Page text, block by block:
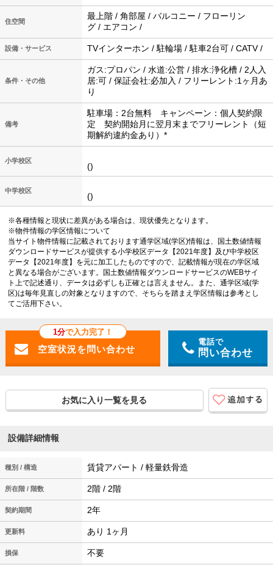
住空間
最上階 / 角部屋 / バルコニー / フローリン
グ / エアコン /
設備・サービス TVインターホン / 駐輪場 / 駐車2台可 / CATV /
条件・その他
ガス:プロパン / 水道:公営 / 排水:浄化槽 / 2人入
居:可 / 保証会社:必加入 / フリーレント:1ヶ月あ
り
備考
駐車場：2台無料 キャンペーン：個人契約限
定 契約開始月に翌月末までフリーレント（短
期解約違約金あり）*
小学校区
()
中学校区
()
※各種情報と現状に差異がある場合は、現状優先となります。
※物件情報の学区情報について
当サイト物件情報に記載されております通学区域(学区)情報は、国土数値情報
ダウンロードサービスが提供する小学校区データ【2021年度】及び中学校区
データ【2021年度】を元に加工したものですので、記載情報が現在の学区域
と異なる場合がございます。国土数値情報ダウンロードサービスのWEBサイ
ト上で記述通り、データは必ずしも正確とは言えません。また、通学区域(学
区)は毎年見直しの対象となりますので、そちらを踏まえ学区情報は参考とし
てご活用下さい。
1分で入力完了！
電話で
問い合わせ
お気に入り一覧を見る
設備詳細情報
種別 / 構造 賃貸アパート / 軽量鉄骨造
所在階 / 階数 2階 / 2階
契約期間 2年
更新料 あり 1ヶ月
損保 不要